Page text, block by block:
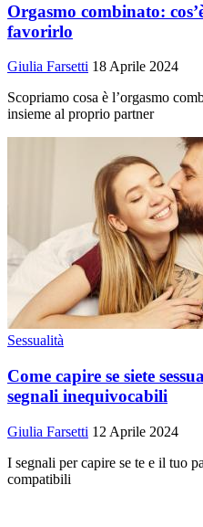
Orgasmo combinato:
favorirlo
Giulia Farsetti 18 Aprile 2024
Scopriamo cosa è l’orgasmo
insieme al proprio partner
Sessualità
Come capire se siete
segnali inequivocabili
Giulia Farsetti 12 Aprile 2024
I segnali per capire se te e il tuo
compatibili